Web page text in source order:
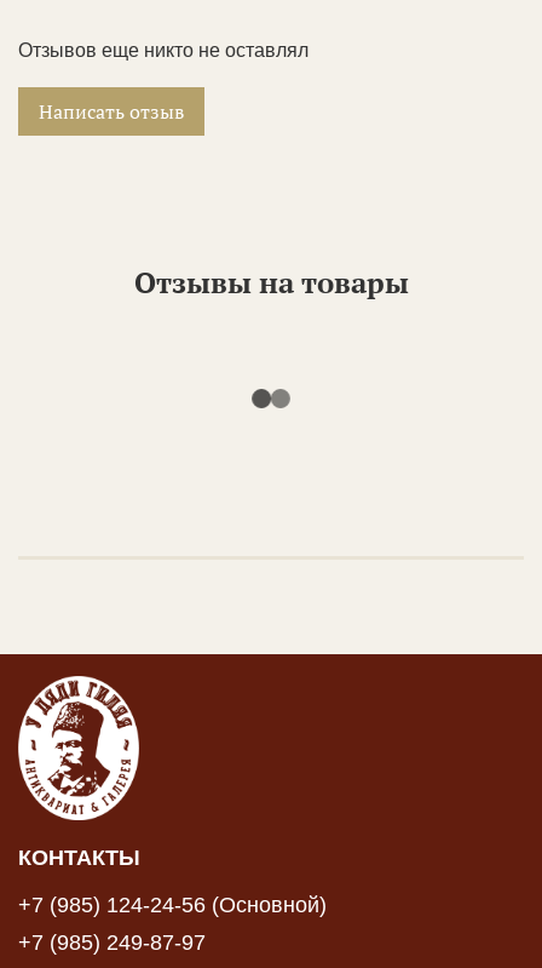
Отзывов еще никто не оставлял
Написать отзыв
Отзывы на товары
КОНТАКТЫ
+7 (985) 124-24-56 (Основной)
+7 (985) 249-87-97